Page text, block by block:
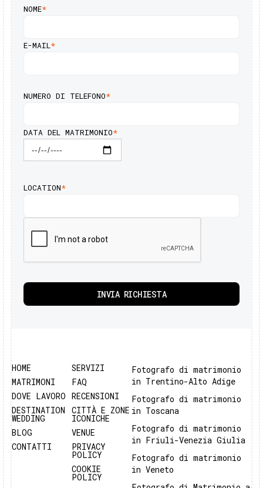
NOME*
E-MAIL*
NUMERO DI TELEFONO*
DATA DEL MATRIMONIO*
LOCATION*
HOME
MATRIMONI
DOVE LAVORO
DESTINATION
WEDDING
BLOG
CONTATTI
SERVIZI
FAQ
RECENSIONI
CITTÀ E ZONE
ICONICHE
VENUE
PRIVACY
POLICY
COOKIE
POLICY
Fotografo di matrimonio
in Trentino-Alto Adige
Fotografo di matrimonio
in Toscana
Fotografo di matrimonio
in Friuli-Venezia Giulia
Fotografo di matrimonio
in Veneto